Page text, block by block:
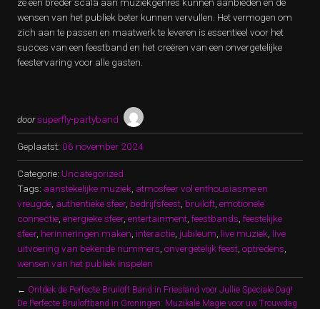
wensen van het publiek beter kunnen vervullen. Het vermogen om
zich aan te passen en maatwerk te leveren is essentieel voor het
succes van een feestband en het creëren van een onvergetelijke
feestervaring voor alle gasten.
doorsuperfly-partyband
Geplaatst: 06 november 2024
Categorie: Uncategorized
Tags: aanstekelijke muziek atmosfeer vol enthousiasme en
vreugde authentieke sfeer, bedrijfsfeest bruiloft emotionele
connectie energieke sfeer, entertainment feestbands feestelijke
sfeer, herinneringen maken interactie jubileum live muziek live
uitvoering van bekende nummers onvergetelijk feest optredens
wensen van het publiek inspelen
← Ontdek de Perfecte Bruiloft Band in Friesland voor Jullie Speciale Dag!
De Perfecte Bruiloftband in Groningen: Muzikale Magie voor uw Trouwdag